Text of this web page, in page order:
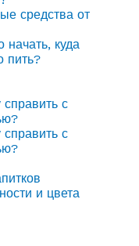
средства от
начать, куда
пить?
справить с
справить с
и цвета